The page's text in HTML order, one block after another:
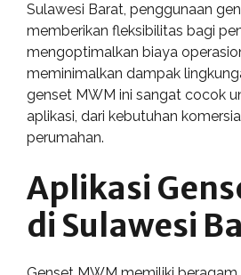
Sulawesi Barat, penggunaan
memberikan fleksibilitas bagi
mengoptimalkan biaya
meminimalkan dampak
genset MWM ini sangat cocok
aplikasi, dari kebutuhan
perumahan.
Aplikasi
di Sulawesi